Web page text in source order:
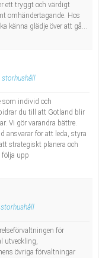
ett tryggt och värdigt
omhändertagande. Hos
känna glädje över att gå...
storhushåll
som individ och
du till att Gotland blir
Vi gör varandra bättre.
ansvarar för att leda, styra
strategiskt planera och
följa upp
för
utveckling,
övriga förvaltningar